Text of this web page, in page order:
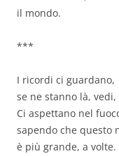
il mondo.
***
I ricordi ci guardano,
se ne stanno là,
Ci aspettano nel
sapendo che questo
è più grande, a volte.